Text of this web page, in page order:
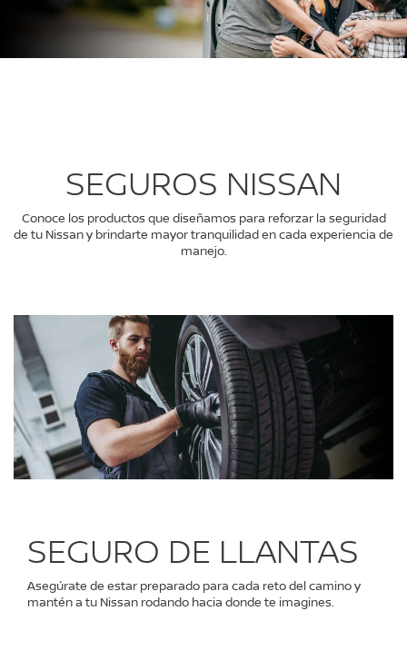
SEGUROS NISSAN
Conoce los productos que diseñamos para reforzar la seguridad
de tu Nissan y brindarte mayor tranquilidad en cada experiencia de
manejo.
SEGURO DE LLANTAS
Asegúrate de estar preparado para cada reto del camino y
mantén a tu Nissan rodando hacia donde te imagines.